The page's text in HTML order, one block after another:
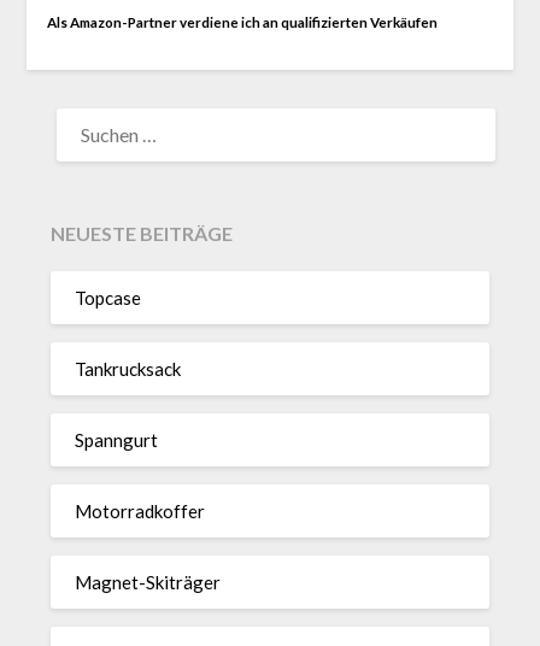
Als Amazon-Partner verdiene ich an qualifizierten Verkäufen
NACH:
NEUESTE BEITRÄGE
Topcase
Tan­kruck­sack
Spann­gurt
Motor­rad­koffer
Magnet-Ski­träger